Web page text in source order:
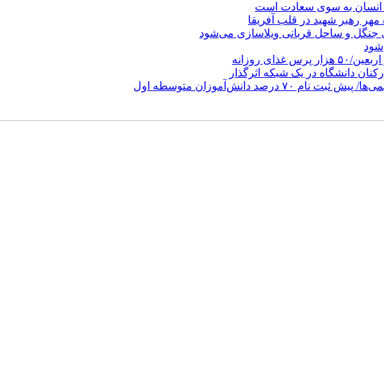
انسان به سوی سعادت است
مهر رهبر شهید در قلب آفریقا
و ساحل قربانی ویلاسازی می‌شود
روزانه
دانشگاه در یک شبکه‌ اثرگذار